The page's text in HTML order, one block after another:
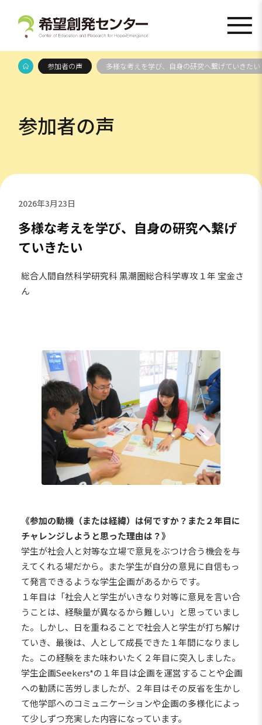
参加者の声 多様な考えを学び、自身の研究へ繋げていきたい
参加者の声
2026年3月23日
多様な考えを学び、自身の研究へ繋げ
ていきたい
総合人間自然科学研究科 黒潮圏総合科学専攻１年 宝金さ
ん
《参加の動機（または経緯）は何ですか？また２年目に
チャレンジしようと思った理由は？》
学生が社会人と対等な立場で意見をぶつけ合う機会を与
えてくれる場だから。また学生が自分の意見に自信もっ
て発言できるような学生企画があるからです。
１年目は「社会人と学生がいきなり対等に意見を言い合
うことは、経験量が異なるから難しい」と思っていまし
た。しかし、日を重ねることで社会人と学生が打ち解け
ていき、最後は、人として成長できた１年間になりまし
た。この経験をまた味わいたく２年目に突入しました。
学生企画Seekers*の１年目は企画を運営することや企画
への勧誘に苦労しましたが、２年目はその反省を生かし
て他学部へのコミュニケーションや企画の多様化によっ
て少しずつ充実した内容になっています。